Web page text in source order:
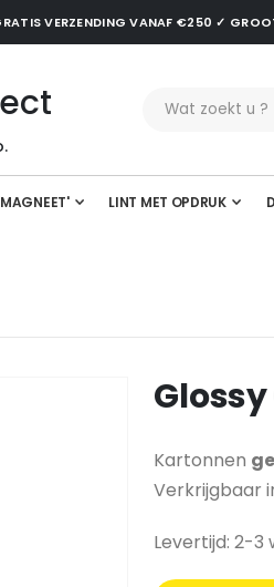
VERZENDING VANAF €250 ✓
LINT MET OPDRUK
Glossy
Kartonnen
Verkrijgbaar
Levertijd: 2-3